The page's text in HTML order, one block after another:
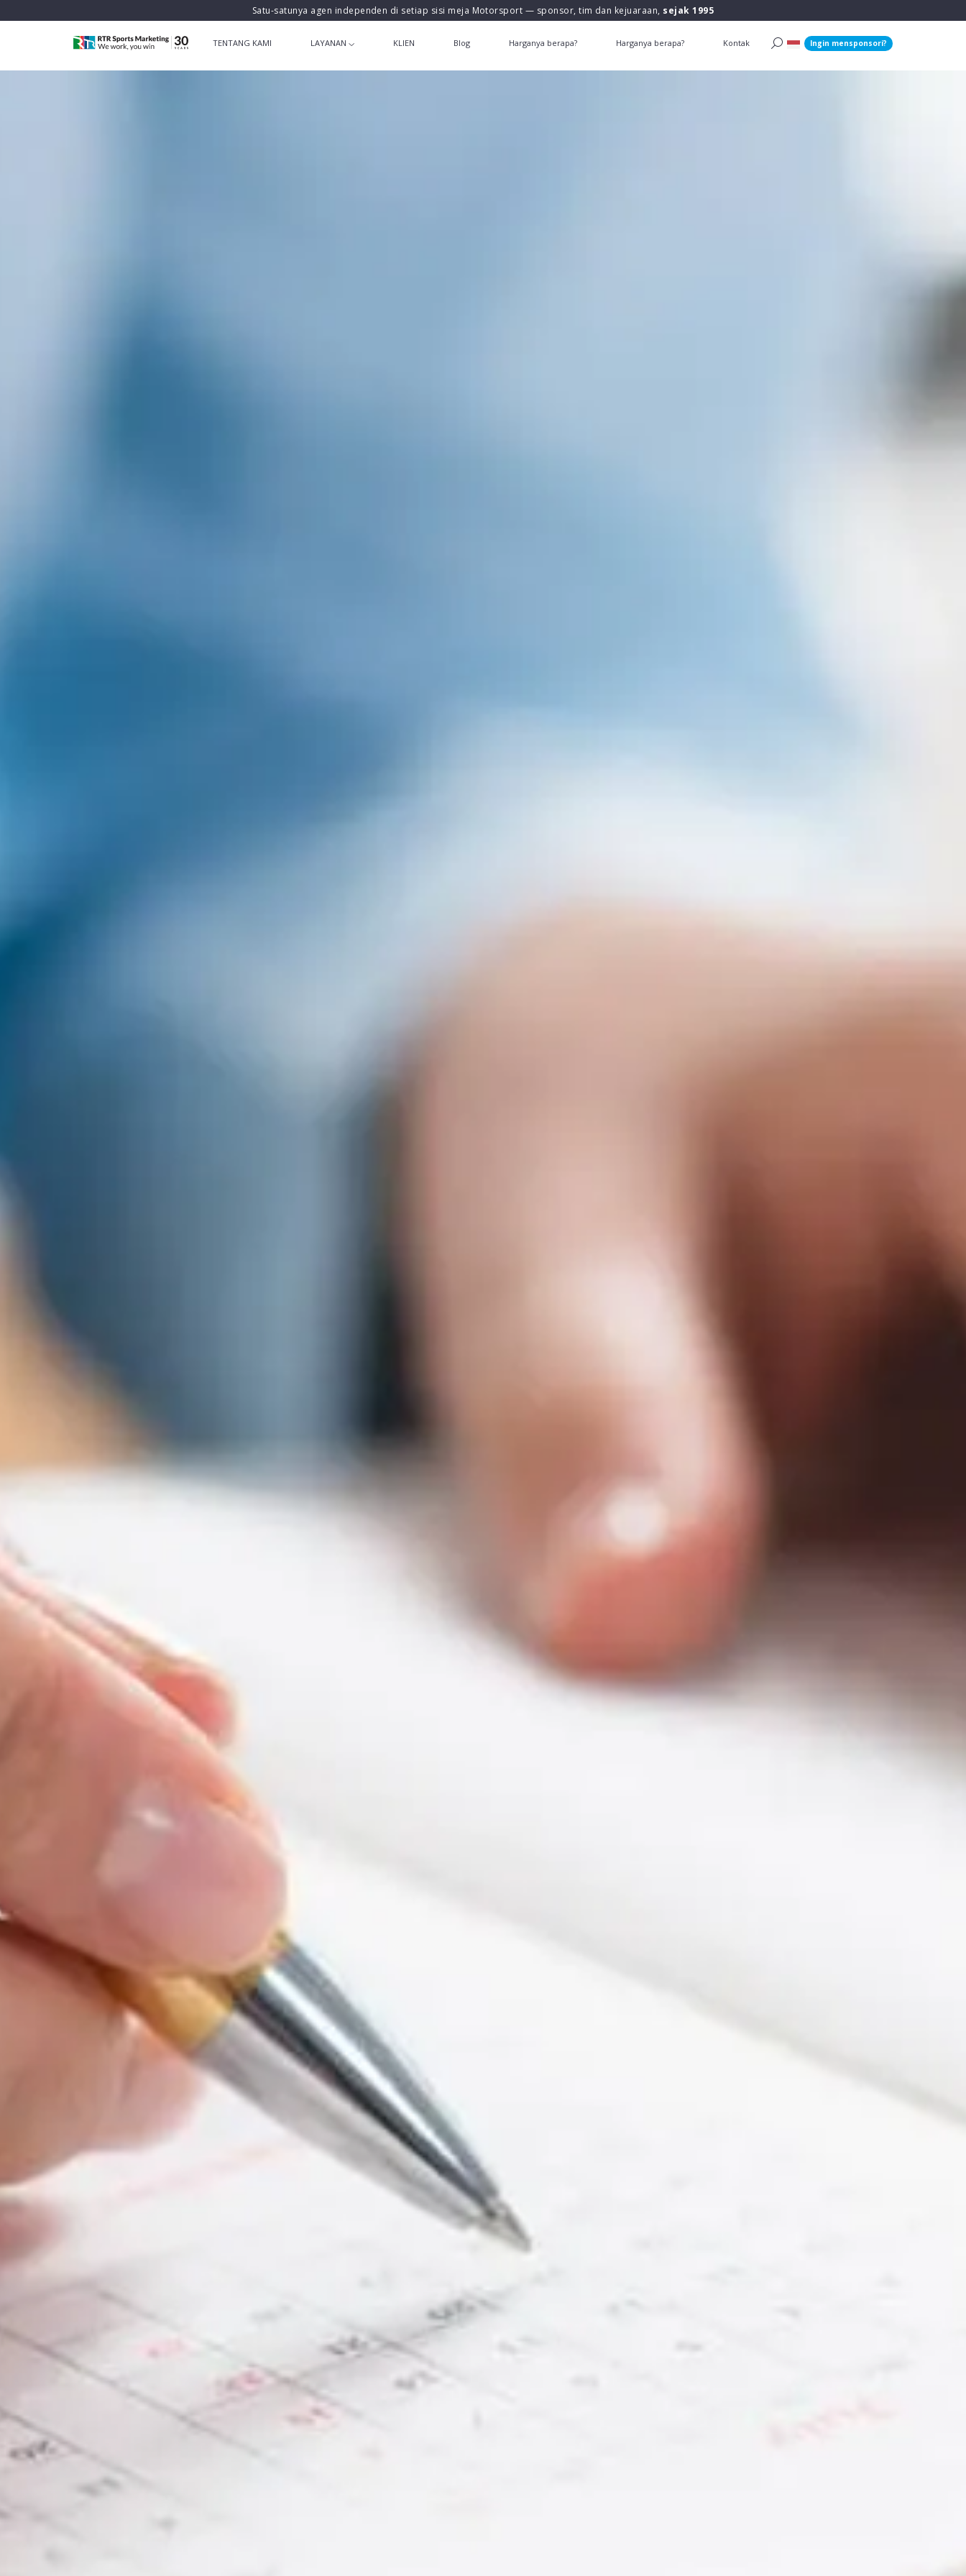
Satu-satunya agen independen di setiap sisi meja Motorsport — sponsor, tim dan kejuaraan, sejak 1995
TENTANG KAMI LAYANAN KLIEN Blog Harganya berapa? Harganya berapa? Kontak Ingin mensponsori?